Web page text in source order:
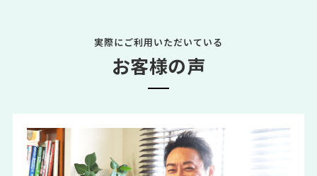
実際にご利用いただいている
お客様の声